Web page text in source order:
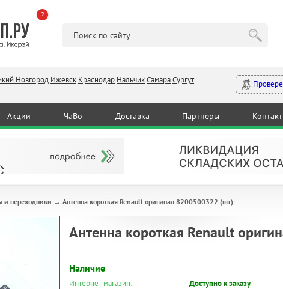
?
Новгород Ижевск Краснодар НальчикСамараСургут
Акции ЧаВо Доставка Партнеры
и переходники → Антенна короткая Renault оригинал 8200500322 (шт)
Антенна короткая Renault
Наличие
Интернет магазин:
Доступно к заказу